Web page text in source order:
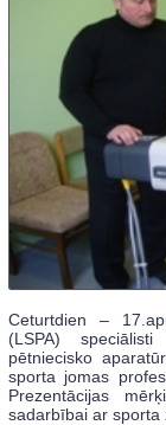
Ceturtdien –
(LSPA)
pētniecisko
sporta jomas
Prezentācijas
sadarbībai ar sporta